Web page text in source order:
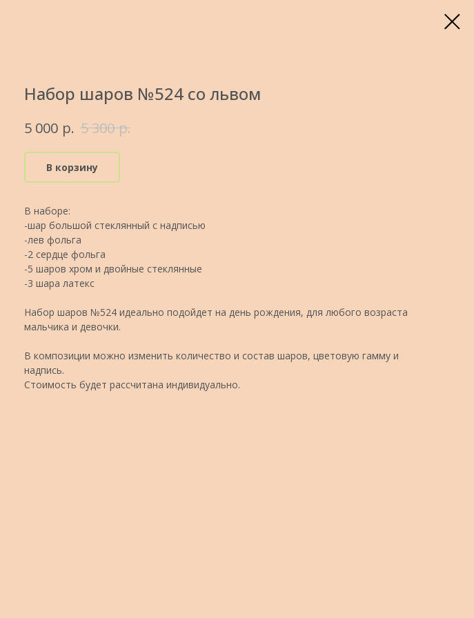
Набор шаров №524 со львом
5 000 р. 5 300 р.
В корзину
В наборе:
-шар большой стеклянный с надписью
-лев фольга
-2 сердце фольга
-5 шаров хром и двойные стеклянные
-3 шара латекс
Набор шаров №524 идеально подойдет на день рождения, для любого возраста
мальчика и девочки.
В композиции можно изменить количество и состав шаров, цветовую гамму и
надпись.
Стоимость будет рассчитана индивидуально.